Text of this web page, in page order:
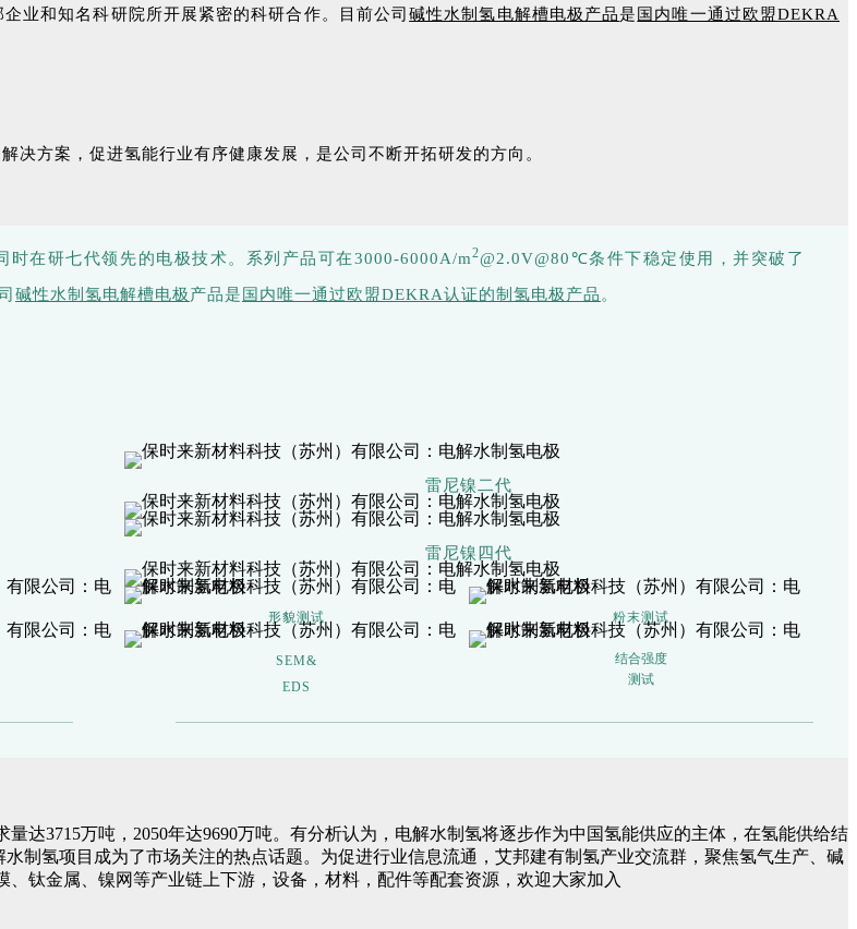
业和知名科研院所开展紧密的科研合作。目前公司碱性水制氢电解槽电极产品是 国内唯一通过欧盟DEKRA
方案，促进氢能行业有序健康发展，是公司不断开拓研发的方向。
时在研七代领先的电极技术。系列产品可在3000-6000A/m2@2.0V@80℃条件下稳定使用，并突破了
碱性水制氢电解槽电极产品是 国内唯一通过欧盟DEKRA认证的制氢电极产品。
雷尼镍二代
雷尼镍四代
形貌测试 粉末测试
SEM&
EDS
结合强度
测试
达3715万吨，2050年达9690万吨。有分析认为，电解水制氢将逐步作为中国氢能供应的主体，在氢能供给结
水制氢项目成为了市场关注的热点话题。为促进行业信息流通，艾邦建有制氢产业交流群，聚焦氢气生产、碱
钛金属、镍网等产业链上下游，设备，材料，配件等配套资源，欢迎大家加入